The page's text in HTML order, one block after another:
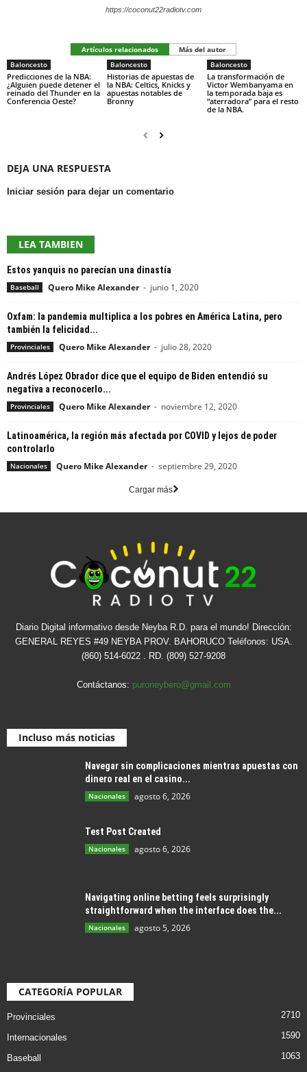
https://coconut22radiotv.com
Artículos relacionados
Más del autor
Baloncesto
Predicciones de la NBA:
¿Alguien puede detener el
reinado del Thunder en la
Conferencia Oeste?
Baloncesto
Historias de apuestas de
la NBA: Celtics, Knicks y
apuestas notables de
Bronny
Baloncesto
La transformación de
Victor Wembanyama en
la temporada baja es
“aterradora” para el resto
de la NBA.
DEJA UNA RESPUESTA
Iniciar sesión para dejar un comentario
LEA TAMBIEN
Estos yanquis no parecían una dinastía
Baseball Quero Mike Alexander - junio 1, 2020
Oxfam: la pandemia multiplica a los pobres en América Latina, pero
también la felicidad...
Provinciales Quero Mike Alexander - julio 28, 2020
Andrés López Obrador dice que el equipo de Biden entendió su
negativa a reconocerlo...
Provinciales Quero Mike Alexander - noviembre 12, 2020
Latinoamérica, la región más afectada por COVID y lejos de poder
controlarlo
Nacionales Quero Mike Alexander - septiembre 29, 2020
Cargar más
Diario Digital informativo desde Neyba R.D. para el mundo! Dirección:
GENERAL REYES #49 NEYBA PROV. BAHORUCO Teléfonos: USA.
(860) 514-6022 . RD. (809) 527-9208
Contáctanos: puroneybero@gmail.com
Incluso más noticias
Navegar sin complicaciones mientras apuestas con
dinero real en el casino...
Nacionales agosto 6, 2026
Test Post Created
Nacionales agosto 6, 2026
Navigating online betting feels surprisingly
straightforward when the interface does the...
Nacionales agosto 5, 2026
CATEGORÍA POPULAR
Provinciales 2710
Internacionales 1590
Baseball
1063